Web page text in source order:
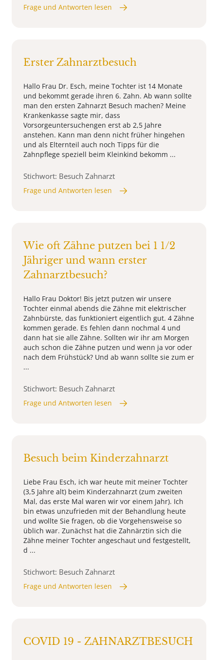
Frage und Antworten lesen
Erster Zahnarztbesuch
Hallo Frau Dr. Esch, meine Tochter ist 14 Monate
und bekommt gerade ihren 6. Zahn. Ab wann sollte
man den ersten Zahnarzt Besuch machen? Meine
Krankenkasse sagte mir, dass
Vorsorgeuntersuchengen erst ab 2,5 Jahre
anstehen. Kann man denn nicht früher hingehen
und als Elternteil auch noch Tipps für die
Zahnpflege speziell beim Kleinkind bekomm ...
Stichwort: Besuch Zahnarzt
Frage und Antworten lesen
Wie oft Zähne putzen bei 1 1/2
Jähriger und wann erster
Zahnarztbesuch?
Hallo Frau Doktor! Bis jetzt putzen wir unsere
Tochter einmal abends die Zähne mit elektrischer
Zahnbürste, das funktioniert eigentlich gut. 4 Zähne
kommen gerade. Es fehlen dann nochmal 4 und
dann hat sie alle Zähne. Sollten wir ihr am Morgen
auch schon die Zähne putzen und wenn ja vor oder
nach dem Frühstück? Und ab wann sollte sie zum er
...
Stichwort: Besuch Zahnarzt
Frage und Antworten lesen
Besuch beim Kinderzahnarzt
Liebe Frau Esch, ich war heute mit meiner Tochter
(3,5 Jahre alt) beim Kinderzahnarzt (zum zweiten
Mal, das erste Mal waren wir vor einem Jahr). Ich
bin etwas unzufrieden mit der Behandlung heute
und wollte Sie fragen, ob die Vorgehensweise so
üblich war. Zunächst hat die Zahnärztin sich die
Zähne meiner Tochter angeschaut und festgestellt,
d ...
Stichwort: Besuch Zahnarzt
Frage und Antworten lesen
COVID 19 - ZAHNARZTBESUCH